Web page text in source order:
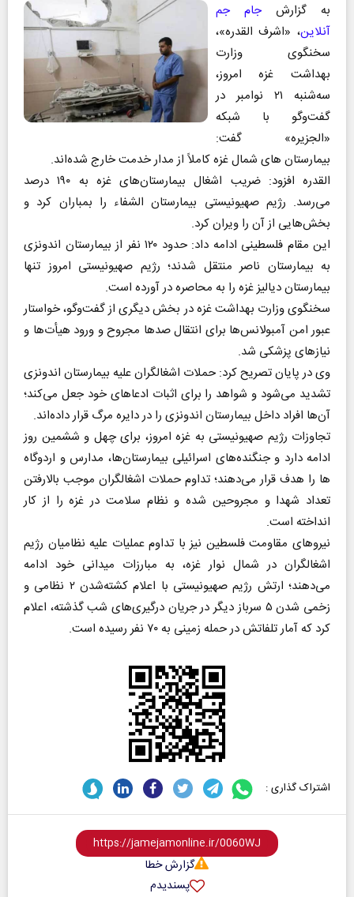
به گزارشجام جم
آنلاین، «اشرف القدره»،
سخنگوی وزارت
بهداشت غزه امروز،
سه‌شنبه ۲۱ نوامبر در
گفت‌وگو با شبکه
«الجزیره» گفت:
بیمارستان‌ های شمال غزه کاملاً از مدار خدمت خارج شده‌اند.
القدره افزود: ضریب اشغال بیمارستان‌های غزه به ۱۹۰ درصد
می‌رسد. رژیم صهیونیستی بیمارستان الشفاء را بمباران کرد و
بخش‌هایی از آن را ویران کرد.
این مقام فلسطینی ادامه داد: حدود ۱۲۰ نفر از بیمارستان اندونزی
به بیمارستان ناصر منتقل شدند؛ رژیم صهیونیستی امروز تنها
بیمارستان دیالیز غزه را به محاصره در آورده است.
سخنگوی وزارت بهداشت غزه در بخش دیگری از گفت‌وگو، خواستار
عبور امن آمبولانس‌ها برای انتقال صدها مجروح و ورود هیأت‌ها و
نیازهای پزشکی شد.
وی در پایان تصریح کرد: حملات اشغالگران علیه بیمارستان اندونزی
تشدید می‌شود و شواهد را برای اثبات ادعاهای خود جعل می‌کند؛
آن‌ها افراد داخل بیمارستان اندونزی را در دایره مرگ قرار داده‌اند.
تجاوزات رژیم صهیونیستی به غزه امروز، برای چهل و ششمین روز
ادامه دارد و جنگنده‌های اسرائیلی بیمارستان‌ها، مدارس و اردوگاه
ها را هدف قرار می‌دهند؛ تداوم حملات اشغالگران موجب بالارفتن
تعداد شهدا و مجروحین شده و نظام سلامت در غزه را از کار
انداخته است.
نیروهای مقاومت فلسطین نیز با تداوم عملیات علیه نظامیان رژیم
اشغالگران در شمال نوار غزه، به مبارزات میدانی خود ادامه
می‌دهند؛ ارتش رژیم صهیونیستی با اعلام کشته‌شدن ۲ نظامی و
زخمی شدن ۵ سرباز دیگر در جریان درگیری‌های شب گذشته، اعلام
کرد که آمار تلفاتش در حمله زمینی به ۷۰ نفر رسیده است.
اشتراک گذاری :
گزارش خطا
پسندیدم